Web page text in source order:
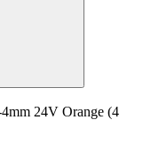
24V Orange (4